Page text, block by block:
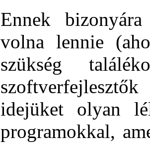
Ennek
volna lennie
szükség
idejüket olyan
programokkal,